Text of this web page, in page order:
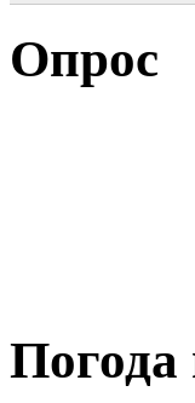
Опрос